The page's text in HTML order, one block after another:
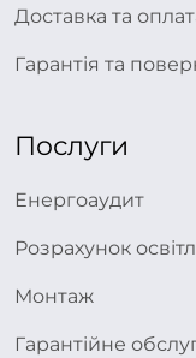
Доставка та
Гарантія та
Послуги
Енергоаудит
Розрахунок
Монтаж
Гарантійне